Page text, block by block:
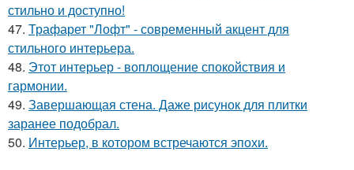
стильно и доступно!
47. Трафарет "Лофт" - современный акцент для
стильного интерьера.
48. Этот интерьер - воплощение спокойствия и
гармонии.
49. Завершающая стена. Даже рисунок для плитки
заранее подобрал.
50. Интерьер, в котором встречаются эпохи.